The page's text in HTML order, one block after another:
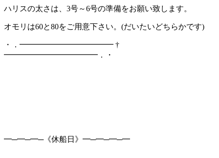
ハリスの太さは、3号～6号の準備をお願い致します。
オモリは60と80をご用意下さい。(だいたいどちらかです)
・．━━━━━━━━━━━━ †
━━━━━━━━━━━━．・
━─━─━─《休船日》━─━─━─━